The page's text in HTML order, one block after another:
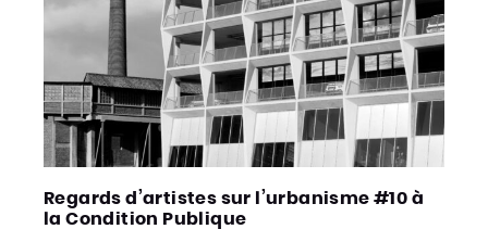
Regards d’artistes sur l’urbanisme #10 à
la Condition Publique